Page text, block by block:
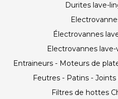
Durites lave-
Électrovannes
Electrovannes
Entraineurs - Moteurs de
Feutres - Patins -
Filtres de hottes